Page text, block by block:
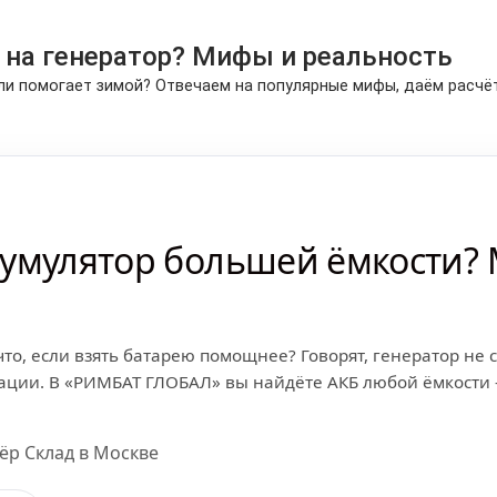
генератор? Мифы и реальность
помогает зимой? Отвечаем на популярные мифы, даём
большей
если взять батарею помощнее? Говорят, генератор
В «РИМБАТ ГЛОБАЛ» вы найдёте АКБ любой ёмкости
Склад в Москве